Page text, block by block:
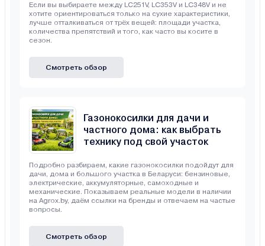
Если вы выбираете между LC251V, LC353V и LC348V и не
хотите ориентироваться только на сухие характеристики,
лучше отталкиваться от трёх вещей: площади участка,
количества препятствий и того, как часто вы косите в
сезон.
Смотреть обзор
Газонокосилки для дачи и
частного дома: как выбрать
технику под свой участок
Подробно разбираем, какие газонокосилки подойдут для
дачи, дома и большого участка в Беларуси: бензиновые,
электрические, аккумуляторные, самоходные и
механические. Показываем реальные модели в наличии
на Agrox.by, даём ссылки на бренды и отвечаем на частые
вопросы.
Смотреть обзор